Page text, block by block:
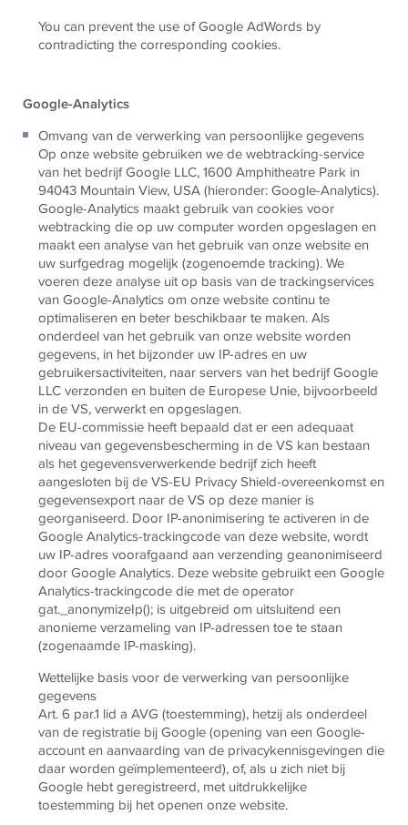
You can prevent the use of Google AdWords by
contradicting the corresponding cookies.
Google-Analytics
Omvang van de verwerking van persoonlijke gegevens
Op onze website gebruiken we de webtracking-service
van het bedrijf Google LLC, 1600 Amphitheatre Park in
94043 Mountain View, USA (hieronder: Google-Analytics).
Google-Analytics maakt gebruik van cookies voor
webtracking die op uw computer worden opgeslagen en
maakt een analyse van het gebruik van onze website en
uw surfgedrag mogelijk (zogenoemde tracking). We
voeren deze analyse uit op basis van de trackingservices
van Google-Analytics om onze website continu te
optimaliseren en beter beschikbaar te maken. Als
onderdeel van het gebruik van onze website worden
gegevens, in het bijzonder uw IP-adres en uw
gebruikersactiviteiten, naar servers van het bedrijf Google
LLC verzonden en buiten de Europese Unie, bijvoorbeeld
in de VS, verwerkt en opgeslagen.
De EU-commissie heeft bepaald dat er een adequaat
niveau van gegevensbescherming in de VS kan bestaan
als het gegevensverwerkende bedrijf zich heeft
aangesloten bij de VS-EU Privacy Shield-overeenkomst en
gegevensexport naar de VS op deze manier is
georganiseerd. Door IP-anonimisering te activeren in de
Google Analytics-trackingcode van deze website, wordt
uw IP-adres voorafgaand aan verzending geanonimiseerd
door Google Analytics. Deze website gebruikt een Google
Analytics-trackingcode die met de operator
gat._anonymizeIp(); is uitgebreid om uitsluitend een
anonieme verzameling van IP-adressen toe te staan
(zogenaamde IP-masking).
Wettelijke basis voor de verwerking van persoonlijke
gegevens
Art. 6 par.1 lid a AVG (toestemming), hetzij als onderdeel
van de registratie bij Google (opening van een Google-
account en aanvaarding van de privacykennisgevingen die
daar worden geïmplementeerd), of, als u zich niet bij
Google hebt geregistreerd, met uitdrukkelijke
toestemming bij het openen onze website.